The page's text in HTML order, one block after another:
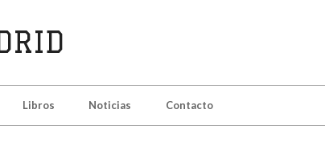
Libros Noticias Contacto